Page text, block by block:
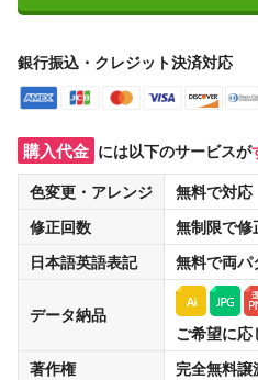
銀行振込・クレジット決済対応
購入代金 には以下のサービスが
色変更・アレンジ
無料で対応
修正回数
無制限で修
日本語英語表記
無料で両パ
データ納品
ご希望に
著作権
完全無料譲